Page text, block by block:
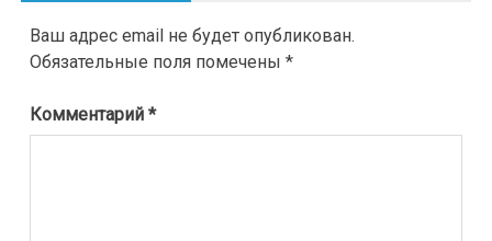
Ваш адрес email не будет опубликован.
Обязательные поля помечены*
Комментарий*